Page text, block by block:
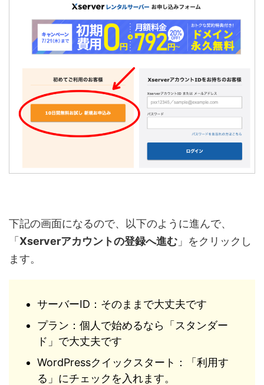
下記の画面になるので、以下のように進んで、
「Xserverアカウントの登録へ進む 」をクリックし
ます。
サーバーID：そのままで大丈夫です
プラン：個人で始めるなら「スタンダー
ド」で大丈夫です
WordPressクイックスタート：「利用す
る」にチェックを入れます。